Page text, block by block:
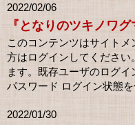
2022/02/06
『となりのツキノワグ
このコンテンツはサイト
方はログインしてください
ます。既存ユーザのログ
パスワード ログイン状態
2022/01/30